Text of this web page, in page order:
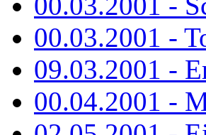
00.03.2001 -
09.03.2001 -
00.04.2001 -